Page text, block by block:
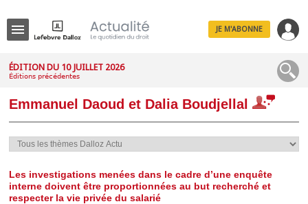
JE M'ABONNE
ÉDITION DU 10 JUILLET 2026
Éditions précédentes
Emmanuel Daoud et Dalia Boudjellal
Les investigations menées dans le cadre d’une enquête
interne doivent être proportionnées au but recherché et
respecter la vie privée du salarié